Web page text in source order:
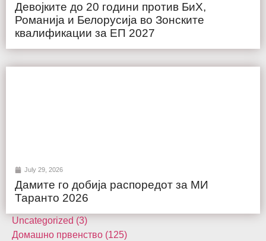
Девојките до 20 години против БиХ,
Романија и Белорусија во Зонските
квалификации за ЕП 2027
July 29, 2026
Дамите го добија распоредот за МИ
Таранто 2026
Uncategorized (3)
Домашнo првенство (125)